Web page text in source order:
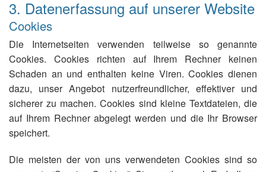
3. Datenerfassung auf unserer Website
Cookies
Die Internetseiten verwenden teilweise so genannte
Cookies. Cookies richten auf Ihrem Rechner keinen
Schaden an und enthalten keine Viren. Cookies dienen
dazu, unser Angebot nutzerfreundlicher, effektiver und
sicherer zu machen. Cookies sind kleine Textdateien, die
auf Ihrem Rechner abgelegt werden und die Ihr Browser
speichert.
Die meisten der von uns verwendeten Cookies sind so